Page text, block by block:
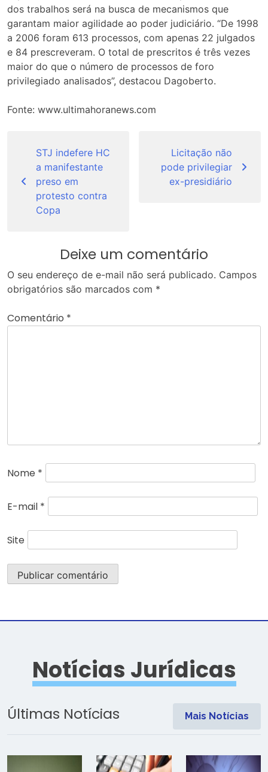
dos trabalhos será na busca de mecanismos que
garantam maior agilidade ao poder judiciário. “De 1998
a 2006 foram 613 processos, com apenas 22 julgados
e 84 prescreveram. O total de prescritos é três vezes
maior do que o número de processos de foro
privilegiado analisados”, destacou Dagoberto.
Fonte: www.ultimahoranews.com
Post
STJ indefere HC
a manifestante
preso em
protesto contra
Copa
Licitação não
pode privilegiar
ex-presidiário
Deixe um comentário
O seu endereço de e-mail não será publicado. Campos
obrigatórios são marcados com *
Comentário *
Nome *
E-mail *
Site
Notícias Jurídicas
Últimas Notícias Mais Notícias